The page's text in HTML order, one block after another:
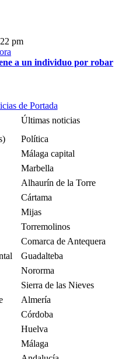
pm
a un individuo por robar
de Portada
Últimas noticias
Política
Málaga capital
Marbella
Alhaurín de la Torre
Cártama
Mijas
Torremolinos
Comarca de Antequera
Guadalteba
Nororma
Sierra de las Nieves
Almería
Córdoba
Huelva
Málaga